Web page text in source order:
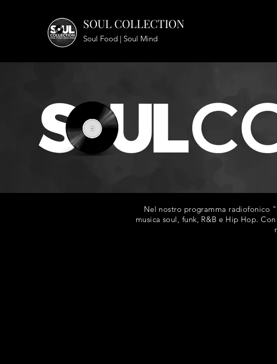
SOUL COLLECTION
Soul Food | Soul Mind
Nel nostro programma radiofonico
musica soul, funk, R&B e Hip Hop.